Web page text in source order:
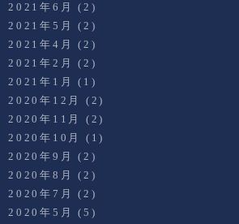
2021年6月
(2)
2021年5月
(2)
2021年4月
(2)
2021年2月
(2)
2021年1月
(1)
2020年12月
(2)
2020年11月
(2)
2020年10月
(1)
2020年9月
(2)
2020年8月
(2)
2020年7月
(2)
2020年5月
(5)